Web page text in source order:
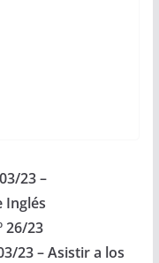
23 –
Inglés
26/23
23 – Asistir a los